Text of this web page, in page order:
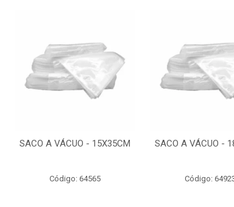
SACO A VÁCUO - 15X35CM
Código: 64565
SACO A VÁCUO -
Código: